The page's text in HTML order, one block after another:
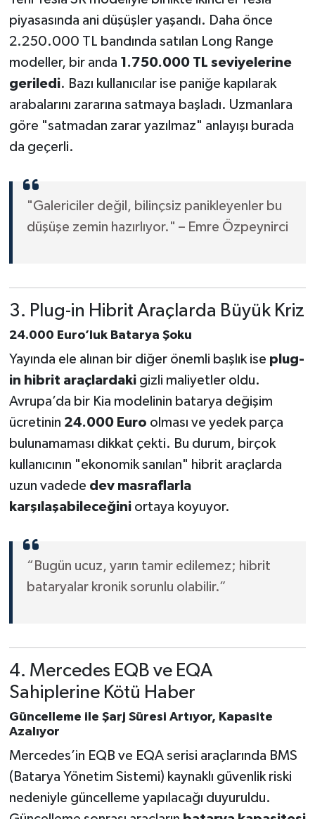
piyasasında ani düşüşler yaşandı. Daha önce
2.250.000 TL bandında satılan Long Range
modeller, bir anda 1.750.000 TL seviyelerine
geriledi. Bazı kullanıcılar ise paniğe kapılarak
arabalarını zararına satmaya başladı. Uzmanlara
göre "satmadan zarar yazılmaz" anlayışı burada
da geçerli.
"Galericiler değil, bilinçsiz panikleyenler bu
düşüşe zemin hazırlıyor." – Emre Özpeynirci
3. Plug-in Hibrit Araçlarda Büyük Kriz
24.000 Euro’luk Batarya Şoku
Yayında ele alınan bir diğer önemli başlık ise plug-
in hibrit araçlardakigizli maliyetler oldu.
Avrupa’da bir Kia modelinin batarya değişim
ücretinin 24.000 Euro olması ve yedek parça
bulunamaması dikkat çekti. Bu durum, birçok
kullanıcının "ekonomik sanılan" hibrit araçlarda
uzun vadede dev masraflarla
karşılaşabileceğiniortaya koyuyor.
“Bugün ucuz, yarın tamir edilemez; hibrit
bataryalar kronik sorunlu olabilir.”
4. Mercedes EQB ve EQA
Sahiplerine Kötü Haber
Güncelleme ile Şarj Süresi Artıyor, Kapasite
Azalıyor
Mercedes’in EQB ve EQA serisi araçlarında BMS
(Batarya Yönetim Sistemi) kaynaklı güvenlik riski
nedeniyle güncelleme yapılacağı duyuruldu.